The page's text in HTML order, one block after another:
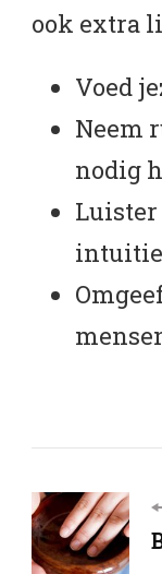
ook extra
Voed
Neem
nodig
Luister
intuitie